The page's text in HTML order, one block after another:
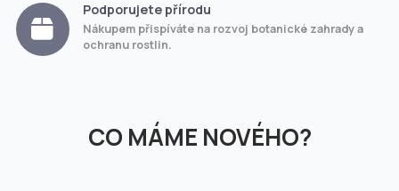
Podporujete přírodu
Nákupem přispíváte na rozvoj botanické zahrady a
ochranu rostlin.
CO MÁME NOVÉHO?